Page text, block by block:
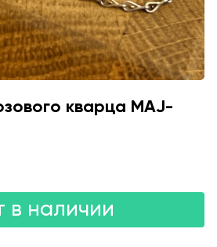
кварца MAJ-
в наличии